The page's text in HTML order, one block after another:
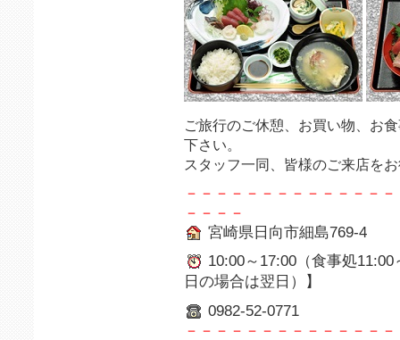
ご旅行のご休憩、お買い物、お
下さい。
スタッフ一同、皆様のご来店を
－－－－－－－－－－－－－
－－－－
宮崎県日向市細島769-4
10:00～17:00（食事処
日の場合は翌日）】
0982-52-0771
－－－－－－－－－－－－－